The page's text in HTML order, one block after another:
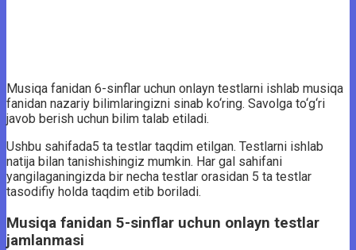
Musiqa fanidan 6-sinflar uchun onlayn testlarni ishlab musiqa
fanidan nazariy bilimlaringizni sinab ko‘ring. Savolga to‘g‘ri
javob berish uchun bilim talab etiladi.
Ushbu sahifada5 ta testlar taqdim etilgan. Testlarni ishlab
natija bilan tanishishingiz mumkin. Har gal sahifani
yangilaganingizda bir necha testlar orasidan 5 ta testlar
tasodifiy holda taqdim etib boriladi.
Musiqa fanidan 5-sinflar uchun onlayn testlar
jamlanmasi